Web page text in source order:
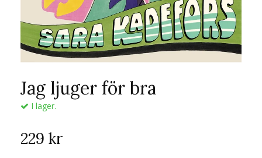
Jag ljuger för bra
I lager.
229 kr